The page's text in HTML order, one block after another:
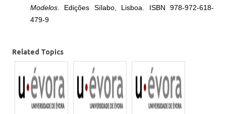
Modelos . Edições Sílabo, Lisboa. ISBN 978-972-618-
479-9
Related Topics